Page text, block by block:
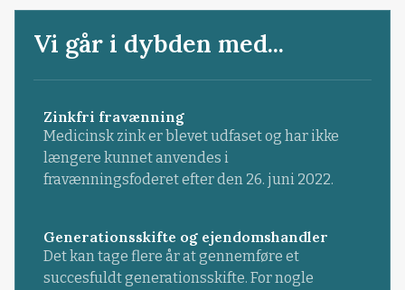
Vi går i dybden med...
Zinkfri fravænning
Medicinsk zink er blevet udfaset og har ikke
længere kunnet anvendes i
fravænningsfoderet efter den 26. juni 2022.
Generationsskifte og ejendomshandler
Det kan tage flere år at gennemføre et
succesfuldt generationsskifte. For nogle